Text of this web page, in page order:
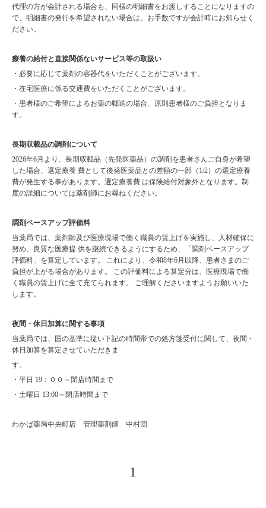
代理の方が会計される場合も、同様の明細書をお渡しすることになりますの
で、明細書の発行を希望されない場合は、お手数ですが会計時にお知らせく
ださい。
療養の給付と直接関係ないサービス等の取扱い
・必要に応じて薬剤の容器代をいただくことがございます。
・在宅医療に係る交通費をいただくことがございます。
・患者様のご希望によるお薬の郵送の場合、原則患者様のご負担となりま
す。
長期収載品の調剤について
2026年6月より、長期収載品（先発医薬品）の調剤を患者さんご自身が希望
した場合、選定療養 費として後発医薬品との差額の一部（1/2）の選定療養
費が発生する事があります。選定療養費 は保険給付対象外となります。制
度の詳細については薬剤師にお尋ねください。
調剤ベースアップ評価料
当薬局では、薬剤師及び医療現場で働く職員の賃上げを実施し、人材確保に
努め、良質な医療提 供を継続できるようにするため、「調剤ベースアップ
評価料」を算定しています。 これにより、令和8年6月以降、患者さまのご
負担が上がる場合があります。 この評価料による算定分は、医療現場で働
く職員の賃上げに全て充てられます。 ご理解くださいますようお願いいた
します。
夜間・休日加算に関する事項
当薬局では、国の基準に従い下記の時間帯での処方箋受付に関して、夜間・
休日加算を算定させていただきま
す。
・平日 19：００～閉店時間まで
・土曜日 13:00～閉店時間まで
わかば薬局中央町店 管理薬剤師 中村団
1